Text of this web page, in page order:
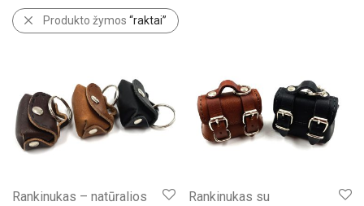
Produkto žymos “raktai”
Rankinukas – natūralios
Rankinukas su